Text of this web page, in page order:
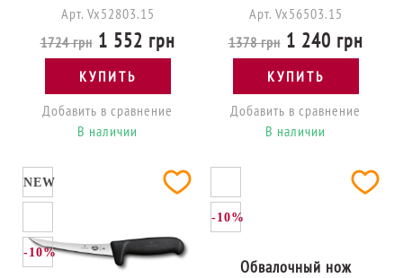
Арт. Vx52803.15
1724 грн1 552 грн
КУПИТЬ
Добавить в сравнение
В наличии
Арт. Vx56503.15
1378 грн1 240 грн
КУПИТЬ
Добавить в сравнение
В наличии
NEW
-10%
-10%
Обвалочный нож